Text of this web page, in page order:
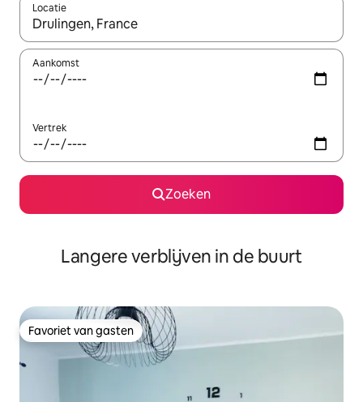
Locatie
Wanneer er resultaten beschikbaar zijn, maak je een keuze
Aankomst
Vertrek
Zoeken
Langere verblijven in de buurt
Favoriet van gasten
Favoriet van gasten